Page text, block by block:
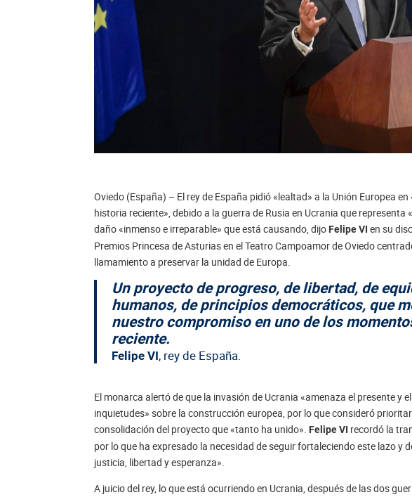
Oviedo (España) – El rey de España pidió «lealtad» a la Unión Europea
historia reciente», debido a la guerra de Rusia en Ucrania que
daño «inmenso e irreparable» que está causando, dijo Felipe VI en su
Premios Princesa de Asturias en el Teatro Campoamor de Oviedo
llamamiento a preservar la unidad de Europa.
Un proyecto de progreso, de libertad, de
humanos, de principios democráticos, que
nuestro compromiso en uno de los
reciente.
Felipe VI, rey de España.
El monarca alertó de que la invasión de Ucrania «amenaza el presente y
inquietudes» sobre la construcción europea, por lo que consideró
consolidación del proyecto que «tanto ha unido». Felipe VI recordó la
por lo que ha expresado la necesidad de seguir fortaleciendo este lazo y
justicia, libertad y esperanza».
A juicio del rey, lo que está ocurriendo en Ucrania, después de las dos